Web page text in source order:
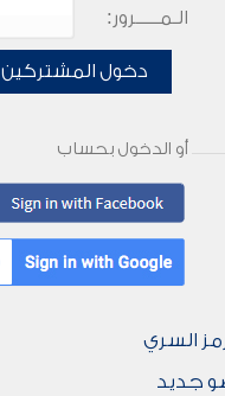
الـمـــــرور:
دخول المشتركين
أو الدخول بحساب
السري
جديد